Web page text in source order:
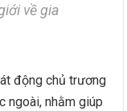
về gia
động chủ trương
ngoài, nhằm giúp